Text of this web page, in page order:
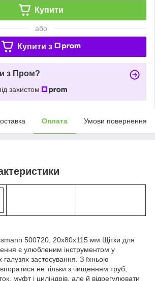
Купити
або
Купити з
з Пром?
захистом
Оплата Умови повернення
500720, 20х80х115 мм Щітки для
є улюбленим інструментом у
галузях застосування. З їхньою
не тільки з чищенням труб,
муфт і циліндрів, але й відрегулювати